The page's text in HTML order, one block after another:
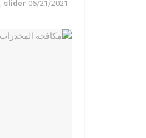
06/21/2021
, slider